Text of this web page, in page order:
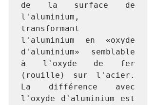
de la surface de
l'aluminium,
transformant
l'aluminium en «oxyde
d'aluminium» semblable
à l'oxyde de fer
(rouille) sur l'acier.
La différence avec
l'oxyde d'aluminium est